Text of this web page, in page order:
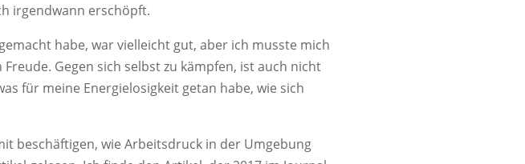
irgendwann erschöpft.
habe, war vielleicht gut, aber ich musste mich
Gegen sich selbst zu kämpfen, ist auch nicht
für meine Energielosigkeit getan habe, wie sich
beschäftigen, wie Arbeitsdruck in der Umgebung